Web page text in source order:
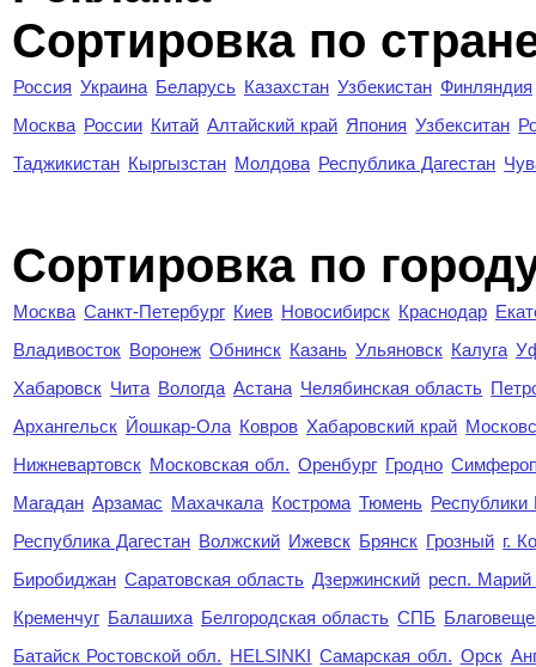
Сортировка по
Россия Украина Беларусь Казахстан Узбекистан Финляндия
Москва России Китай Алтайский край Япония Узбекситан
Таджикистан Кыргызстан Молдова Республика Дагестан
Cортировка по
Москва Санкт-Петербург Киев Новосибирск Краснодар
Владивосток Воронеж Обнинск Казань Ульяновск Калуга
Хабаровск Чита Вологда Астана Челябинская область
Архангельск Йошкар-Ола Ковров Хабаровский край
Нижневартовск Московская обл. Оренбург Гродно
Магадан Арзамас Махачкала Кострома Тюмень Республики
Республика Дагестан Волжский Ижевск Брянск Грозный г.
Биробиджан Саратовская область Дзержинский респ.
Кременчуг Балашиха Белгородская область СПБ
Батайск Ростовской обл. HELSINKI Самарская обл. Орск